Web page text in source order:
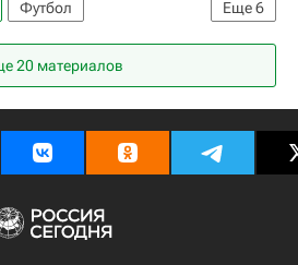
Еще6
Футбол
по футболу
Ла-Плата
20 материалов